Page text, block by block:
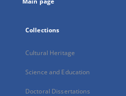
Collections
Cultural Heritage
Science and Education
Doctoral Dissertations